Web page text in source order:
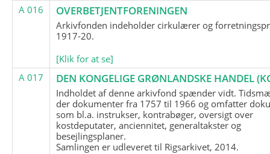
A 016 OVERBETJENTFORENINGEN
Arkivfonden indeholder cirkulærer og
1917-20.
[Klik for at se]
A 017
DEN KONGELIGE GRØNLANDSKE HANDEL
Indholdet af denne arkivfond spænder vidt.
der dokumenter fra 1757 til 1966 og omfatter
som bl.a. instrukser, kontrabøger, oversigt over
kostdeputater, anciennitet, generaltakster og
besejlingsplaner.
Samlingen er udleveret til Rigsarkivet, 2014.